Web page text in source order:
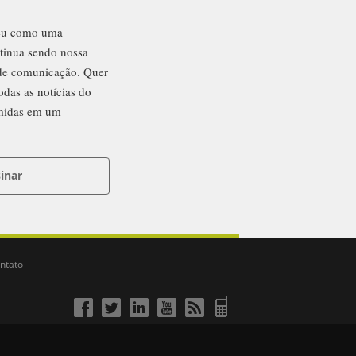
como uma
sendo nossa
comunicação. Quer
as notícias do
em um